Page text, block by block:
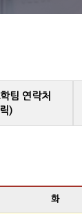
팀 연락처
)
화